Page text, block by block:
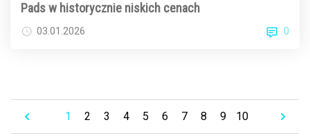
Pads w historycznie niskich cenach
03.01.2026 0
1 2 3 4 5 6 7 8 9 10